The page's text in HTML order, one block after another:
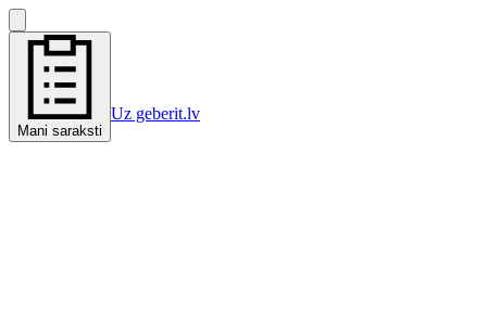
Mani saraksti
Uz geberit.lv